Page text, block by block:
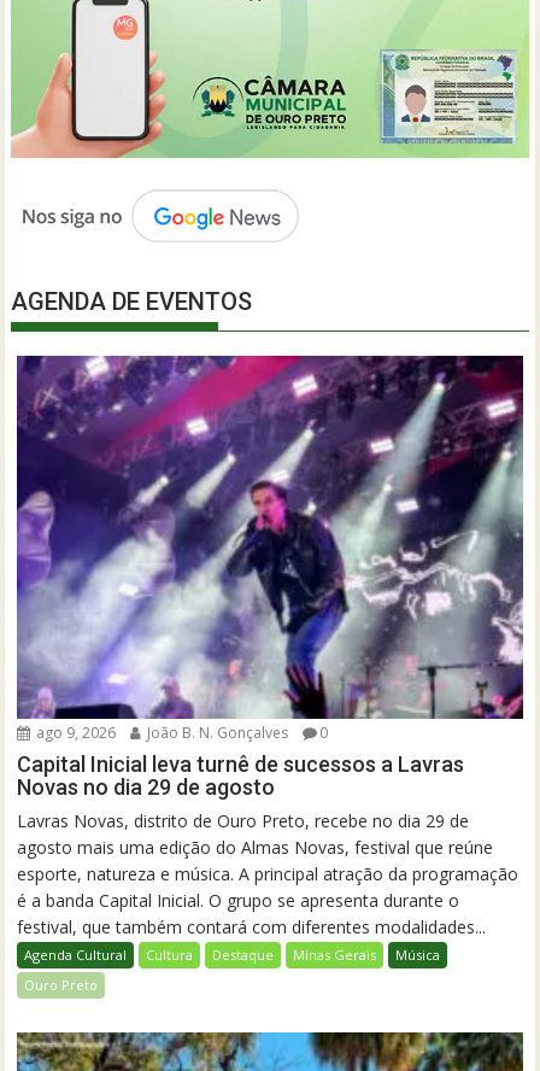
AGENDA DE EVENTOS
ago 9, 2026 João B. N. Gonçalves 0
Capital Inicial leva turnê de sucessos a Lavras
Novas no dia 29 de agosto
Lavras Novas, distrito de Ouro Preto, recebe no dia 29 de
agosto mais uma edição do Almas Novas, festival que reúne
esporte, natureza e música. A principal atração da programação
é a banda Capital Inicial. O grupo se apresenta durante o
festival, que também contará com diferentes modalidades...
Agenda Cultural Cultura Destaque Minas Gerais
Música
Ouro Preto